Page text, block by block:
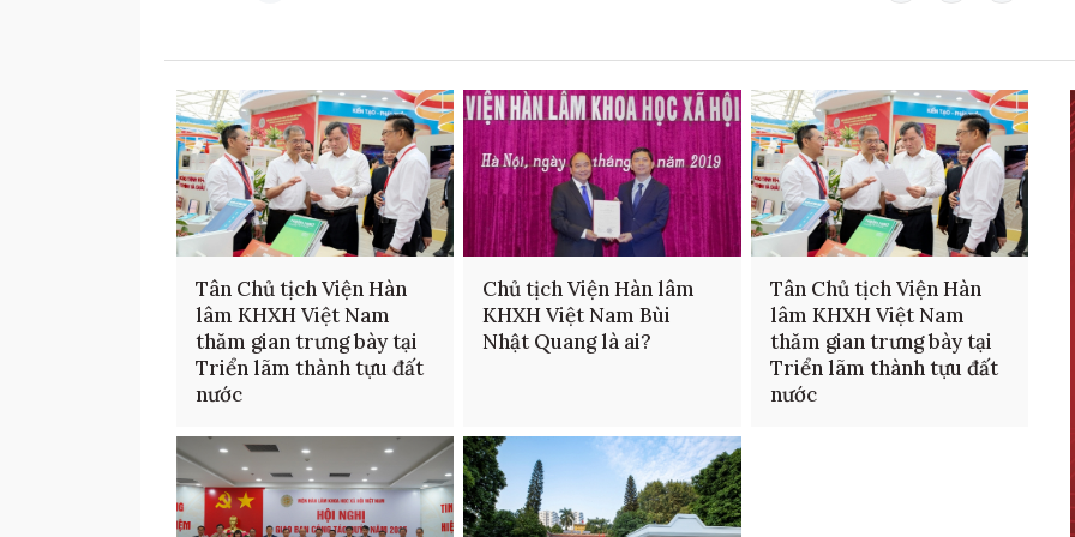
Tân Chủ tịch Viện Hàn
lâm KHXH Việt Nam
thăm gian trưng bày tại
Triển lãm thành tựu đất
nước
Chủ tịch Viện Hàn lâm
KHXH Việt Nam Bùi
Nhật Quang là ai?
Tân Chủ tịch Viện Hàn
lâm KHXH Việt Nam
thăm gian trưng bày tại
Triển lãm thành tựu đất
nước